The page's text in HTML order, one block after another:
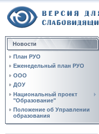
Новости
План РУО
Еженедельный план РУО
ООО
ДОУ
Национальный проект
"Образование"
Положение об Управлении
образования